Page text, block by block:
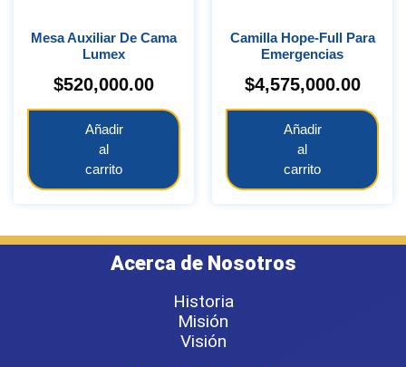
Mesa Auxiliar De Cama
Lumex
$520,000.00
Añadir
al
carrito
Camilla Hope-Full Para
Emergencias
$4,575,000.00
Añadir
al
carrito
Acerca de Nosotros
Historia
Misión
Visión